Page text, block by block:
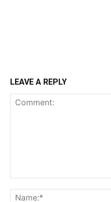
LEAVE A REPLY